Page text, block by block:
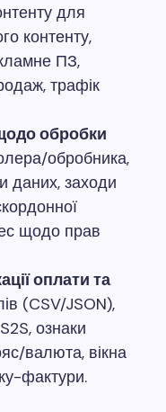
для
контенту,
ПЗ,
трафік
обробки
обробника,
даних, заходи
щодо прав
оплати та
(CSV/JSON),
ознаки
валюта, вікна
фактури.